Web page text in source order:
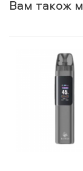
Вам також